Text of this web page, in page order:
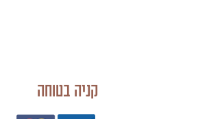
קניה בטוחה